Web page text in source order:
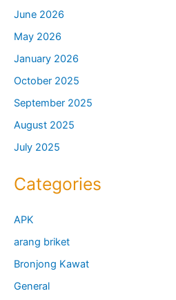
June 2026
May 2026
January 2026
October 2025
September 2025
August 2025
July 2025
Categories
APK
arang briket
Bronjong Kawat
General